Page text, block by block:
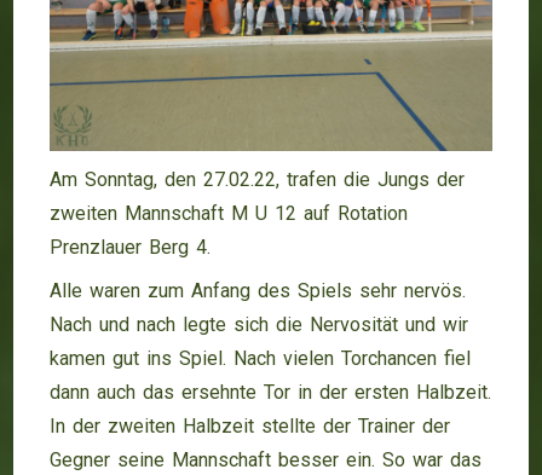
Am Sonntag, den 27.02.22, trafen die Jungs der
zweiten Mannschaft M U 12 auf Rotation
Prenzlauer Berg 4.
Alle waren zum Anfang des Spiels sehr nervös.
Nach und nach legte sich die Nervosität und wir
kamen gut ins Spiel. Nach vielen Torchancen fiel
dann auch das ersehnte Tor in der ersten Halbzeit.
In der zweiten Halbzeit stellte der Trainer der
Gegner seine Mannschaft besser ein. So war das